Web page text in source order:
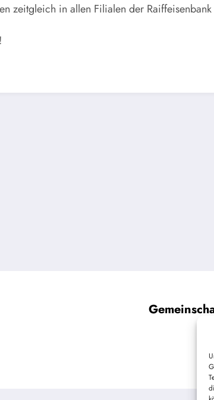
zeitgleich in allen Filialen der